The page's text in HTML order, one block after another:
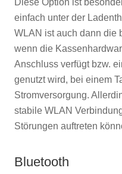
einfach unter der
WLAN ist auch dann die
wenn die
Anschluss verfügt bzw.
genutzt wird, bei einem
Stromversorgung.
stabile WLAN
Störungen auftreten
Bluetooth